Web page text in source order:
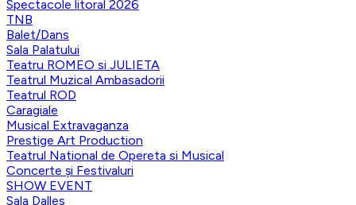
Spectacole litoral 2026
TNB
Balet/Dans
Sala Palatului
Teatru ROMEO si JULIETA
Teatrul Muzical Ambasadorii
Teatrul ROD
Caragiale
Musical Extravaganza
Prestige Art Production
Teatrul National de Opereta si Musical
Concerte și Festivaluri
SHOW EVENT
Sala Dalles